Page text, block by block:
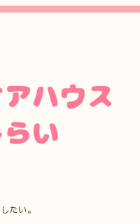
たい。